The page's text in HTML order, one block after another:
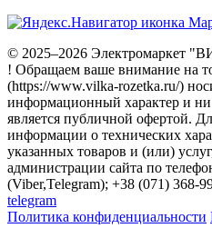
© 2025–2026 Электромаркет
! Обращаем ваше внимание на
(https://www.vilka-rozetka.ru/)
информационный характер и
является публичной офертой.
информации о технических
указанных товаров и (или)
администрации сайта по
(Viber,Telegram); +38 (071) 368-
telegram
Политика конфиденциальности